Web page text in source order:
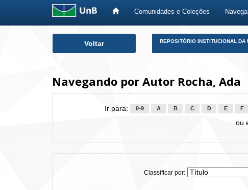
Comunidades e Coleções
Voltar REPOSITÓRIO INSTITUCIONAL DA
Navegando por Autor Rocha, Ada
Ir para: 0-9 A B C D E F
ou
Classificar por: